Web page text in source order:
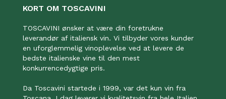
KORT OM TOSCAVINI
TOSCAVINI ønsker at være din foretrukne
leverandør af italiensk vin. Vi tilbyder vores kunder
en uforglemmelig vinoplevelse ved at levere de
bedste italienske vine til den mest
konkurrencedygtige pris.
Da Toscavini startede i 1999, var det kun vin fra